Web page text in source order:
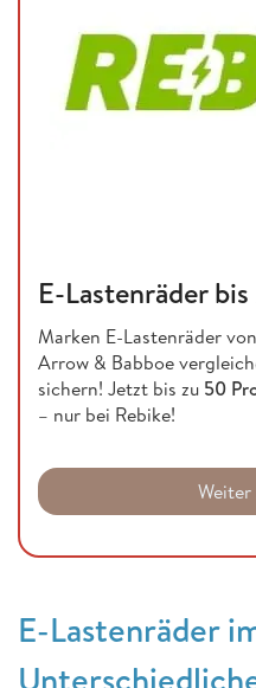
E-Lastenräder
Marken E-Lastenräder
Arrow & Babboe
sichern! Jetzt bis zu 50
– nur bei Rebike!
Weiter
E-Lastenräder